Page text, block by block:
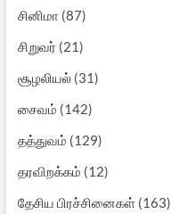
சினிமா (87)
சிறுவர் (21)
சூழலியல்(31)
சைவம் (142)
தத்துவம் (129)
தரவிறக்கம் (12)
தேசிய பிரச்சினைகள்(163)